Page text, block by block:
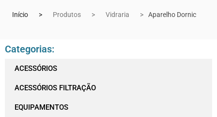
Início Produtos Vidraria Aparelho Dornic
Categorias:
ACESSÓRIOS
ACESSÓRIOS FILTRAÇÃO
EQUIPAMENTOS